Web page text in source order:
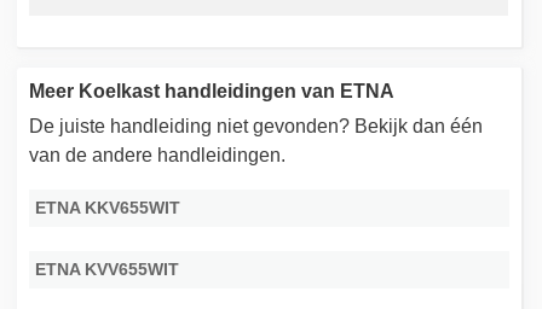
Meer Koelkast handleidingen van ETNA
De juiste handleiding niet gevonden? Bekijk dan één
van de andere handleidingen.
ETNA KKV655WIT
ETNA KVV655WIT